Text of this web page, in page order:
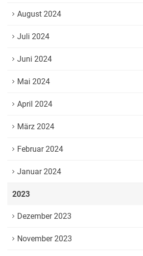
August 2024
Juli 2024
Juni 2024
Mai 2024
April 2024
März 2024
Februar 2024
Januar 2024
2023
Dezember 2023
November 2023